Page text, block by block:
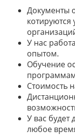
Документы
У нас
опытом.
Обучение
Стоимость
У вас будет
любое